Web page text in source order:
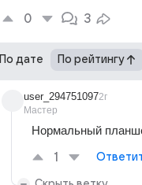
0 3
По дате По рейтингу
user_294751097
Мастер
2г
Нормальный
1